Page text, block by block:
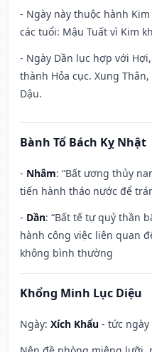
- Ngày này thuộc hành
các tuổi: Mậu Tuất vì Kim
- Ngày Dần lục hợp với
thành Hỏa cục. Xung
Dậu.
Bành Tổ Bách Kỵ Nhật
- Nhâm: “Bất ương thủy
tiến hành tháo nước để
- Dần: “Bất tế tự quỷ thần
hành công việc liên quan
không bình thường
Khổng Minh Lục Diệu
Ngày: Xích Khẩu - tức ngày